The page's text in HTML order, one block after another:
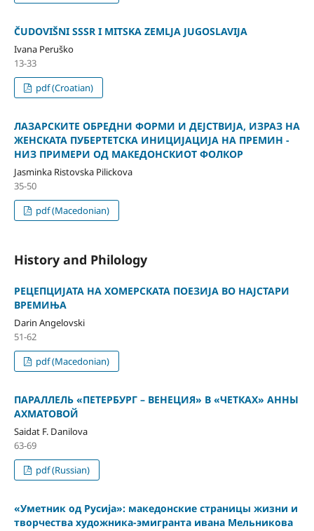
ČUDOVIŠNI SSSR I MITSKA ZEMLJA JUGOSLAVIJA
Ivana Peruško
13-33
pdf (Croatian)
ЛАЗАРСКИТЕ ОБРЕДНИ ФОРМИ И ДЕЈСТВИЈА, ИЗРАЗ НА
ЖЕНСКАТА ПУБЕРТЕТСКА ИНИЦИЈАЦИЈА НА ПРЕМИН -
НИЗ ПРИМЕРИ ОД МАКЕДОНСКИОТ ФОЛКОР
Jasminka Ristovska Pilickova
35-50
pdf (Macedonian)
History and Philology
РЕЦЕПЦИЈАТА НА ХОМЕРСКАТА ПОЕЗИЈА ВО НАЈСТАРИ
ВРЕМИЊА
Darin Angelovski
51-62
pdf (Macedonian)
ПАРАЛЛЕЛЬ «ПЕТЕРБУРГ – ВЕНЕЦИЯ» В «ЧЕТКАХ» АННЫ
АХМАТОВОЙ
Saidat F. Danilova
63-69
pdf (Russian)
«Уметник од Русиjа»: македонские страницы жизни и
творчества художника-эмигранта ивана Мельникова